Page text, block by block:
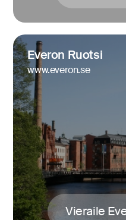
Everon Ruotsi
www.everon.se
Vieraile